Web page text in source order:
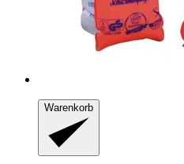
Warenkorb